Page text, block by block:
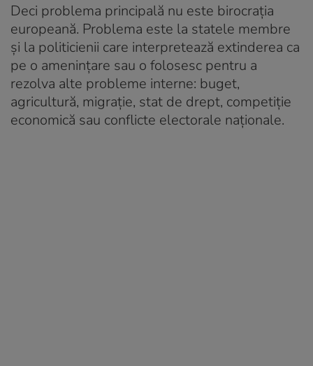
Deci problema principală nu este birocrația
europeană. Problema este la statele membre
și la politicienii care interpretează extinderea ca
pe o amenințare sau o folosesc pentru a
rezolva alte probleme interne: buget,
agricultură, migrație, stat de drept, competiție
economică sau conflicte electorale naționale.